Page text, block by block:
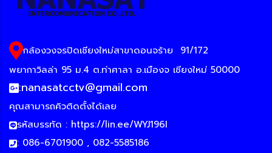
กล้องวงจรปิดเชียงใหม่สาขาดอนจร้าย
91/172
พยากาวิลล่า 95 ม.4 ต.ท่าศาลา อ.เมืองจ เชียงใหม่ 50000
:nanasatcctv@gmail.com
คุณสามารถคิวติดตั้งได้เลย
รหัสบรรทัด : https://lin.ee/WYJ196I
: 086-6701900 , 082-5585186